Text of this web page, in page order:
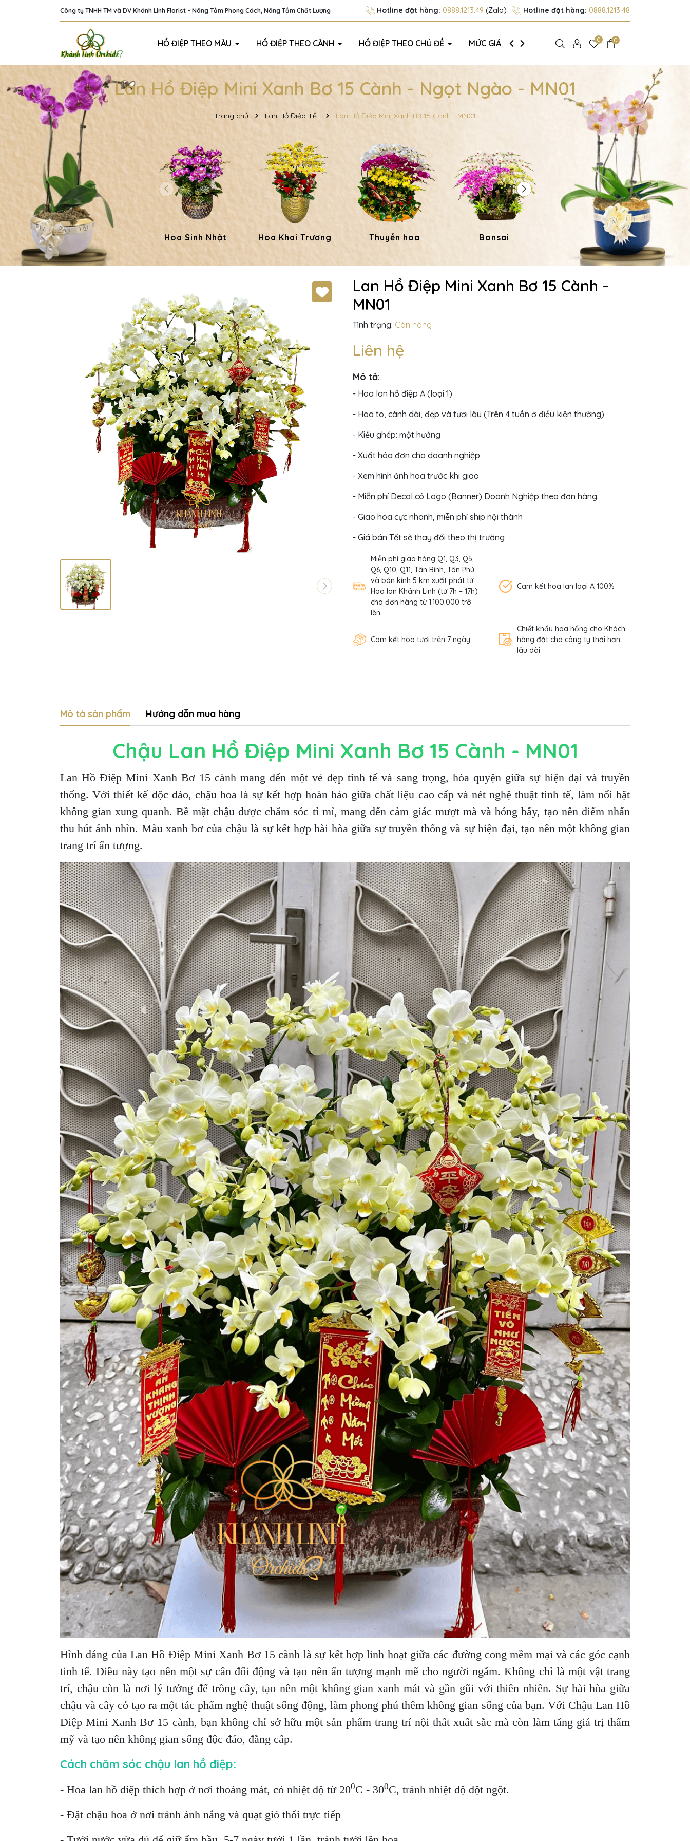
Công ty TNHH TM và DV Khánh Linh Florist - Nâng Tầm Phong Cách, Nâng Tầm Chất Lượng Hotline đặt hàng: 0888.1213.49 (Zalo) Hotline đặt hàng: 0888.1213.48
HỒ ĐIỆP THEO MÀU HỒ ĐIỆP THEO CÀNH HỒ ĐIỆP THEO CHỦ ĐỀ MỨC GIÁ GIỚI THIỆU 0 0
Lan Hồ Điệp Mini Xanh Bơ 15 Cành - Ngọt Ngào - MN01
Trang chủ Lan Hồ Điệp Tết Lan Hồ Điệp Mini Xanh Bơ 15 Cành - MN01
Hoa Sinh Nhật Hoa Khai Trương Thuyền hoa Bonsai Hoa Dâng Phật
Lan Hồ Điệp Mini Xanh Bơ 15 Cành -
MN01
Tình trạng: Còn hàng
Liên hệ
Mô tả:
- Hoa lan hồ điệp A (loại 1)
- Hoa to, cành dài, đẹp và tươi lâu (Trên 4 tuần ở điều kiện thường)
- Kiểu ghép: một hướng
- Xuất hóa đơn cho doanh nghiệp
- Xem hình ảnh hoa trước khi giao
- Miễn phí Decal có Logo (Banner) Doanh Nghiệp theo đơn hàng.
- Giao hoa cực nhanh, miễn phí ship nội thành
- Giá bán Tết sẽ thay đổi theo thị trường
Miễn phí giao hàng Q1, Q3, Q5,
Q6, Q10, Q11, Tân Bình, Tân Phú
và bán kính 5 km xuất phát từ
Hoa lan Khánh Linh (từ 7h – 17h)
cho đơn hàng từ 1.100.000 trở
lên.
Cam kết hoa lan loại A 100%
Cam kết hoa tươi trên 7 ngày
Chiết khấu hoa hồng cho Khách
hàng đặt cho công ty thời hạn
lâu dài
Mô tả sản phẩm Hướng dẫn mua hàng
Chậu Lan Hồ Điệp Mini Xanh Bơ 15 Cành - MN01
Lan Hồ Điệp Mini Xanh Bơ 15 cành mang đến một vẻ đẹp tinh tế và sang trọng, hòa quyện giữa sự hiện đại và truyền
thống. Với thiết kế độc đáo, chậu hoa là sự kết hợp hoàn hảo giữa chất liệu cao cấp và nét nghệ thuật tinh tế, làm nổi bật
không gian xung quanh. Bề mặt chậu được chăm sóc tỉ mỉ, mang đến cảm giác mượt mà và bóng bẩy, tạo nên điểm nhấn
thu hút ánh nhìn. Màu xanh bơ của chậu là sự kết hợp hài hòa giữa sự truyền thống và sự hiện đại, tạo nên một không gian
trang trí ấn tượng.
Hình dáng của Lan Hồ Điệp Mini Xanh Bơ 15 cành là sự kết hợp linh hoạt giữa các đường cong mềm mại và các góc cạnh
tinh tế. Điều này tạo nên một sự cân đối động và tạo nên ấn tượng mạnh mẽ cho người ngắm. Không chỉ là một vật trang
trí, chậu còn là nơi lý tưởng để trồng cây, tạo nên một không gian xanh mát và gần gũi với thiên nhiên. Sự hài hòa giữa
chậu và cây cỏ tạo ra một tác phẩm nghệ thuật sống động, làm phong phú thêm không gian sống của bạn. Với Chậu Lan Hồ
Điệp Mini Xanh Bơ 15 cành, bạn không chỉ sở hữu một sản phẩm trang trí nội thất xuất sắc mà còn làm tăng giá trị thẩm
mỹ và tạo nên không gian sống độc đáo, đẳng cấp.
Cách chăm sóc chậu lan hồ điệp:
- Hoa lan hồ điệp thích hợp ở nơi thoáng mát, có nhiệt độ từ 200C - 300C, tránh nhiệt độ đột ngột.
- Đặt chậu hoa ở nơi tránh ánh nắng và quạt gió thổi trực tiếp